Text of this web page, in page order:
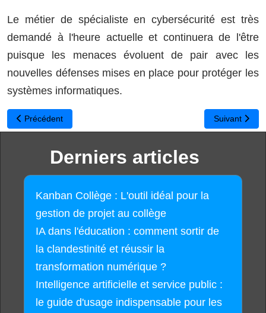
Le métier de spécialiste en cybersécurité est très
demandé à l'heure actuelle et continuera de l'être
puisque les menaces évoluent de pair avec les
nouvelles défenses mises en place pour protéger les
systèmes informatiques.
Article précédent : Le numérique : un secteur d’avenir pour
Précédent Article
Suivant
Derniers articles
Kanban Collège : L'outil idéal pour la
gestion de projet au collège
IA dans l'éducation : comment sortir de
la clandestinité et réussir la
transformation numérique ?
Intelligence artificielle et service public :
le guide d'usage indispensable pour les